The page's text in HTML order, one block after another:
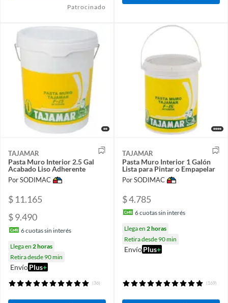
Patrocinado
TAJAMAR
Pasta Muro Interior 2.5 Gal
Acabado Liso Adherente
Por SODIMAC
$ 11.165
$ 9.490
6cuotas sin interés
Llega en 2 horas
Retira desde 90 min
EnvíoPlus+
(36)
TAJAMAR
Pasta Muro Interior 1 Galón
Lista para Pintar o Empapelar
Por SODIMAC
$ 4.785
6cuotas sin interés
Llega en 2 horas
Retira desde 90 min
EnvíoPlus+
(169)